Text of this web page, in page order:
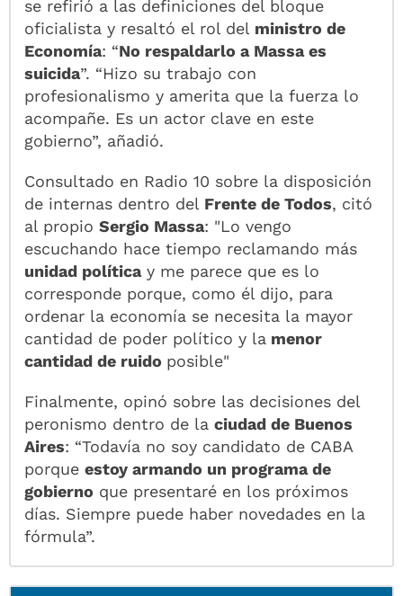
se refirió a las definiciones del bloque
oficialista y resaltó el rol del ministro de
Economía: “No respaldarlo a Massa es
suicida”. “Hizo su trabajo con
profesionalismo y amerita que la fuerza lo
acompañe. Es un actor clave en este
gobierno”, añadió.
Consultado en Radio 10 sobre la disposición
de internas dentro del Frente de Todos, citó
al propioSergio Massa: "Lo vengo
escuchando hace tiempo reclamando más
unidad políticay me parece que es lo
corresponde porque, como él dijo, para
ordenar la economía se necesita la mayor
cantidad de poder político y la menor
cantidad de ruido posible"
Finalmente, opinó sobre las decisiones del
peronismo dentro de laciudad de Buenos
Aires: “Todavía no soy candidato de CABA
porqueestoy armando un programa de
gobierno que presentaré en los próximos
días. Siempre puede haber novedades en la
fórmula”.